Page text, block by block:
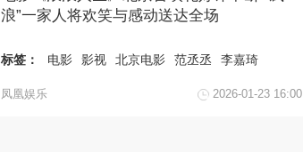
浪”一家人将欢笑与感动送达全场
标签： 电影 影视 北京电影 范丞丞 李嘉琦
凤凰娱乐 2026-01-23 16:00